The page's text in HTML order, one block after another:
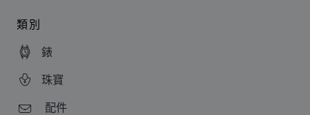
類別
錶
珠寶
配件